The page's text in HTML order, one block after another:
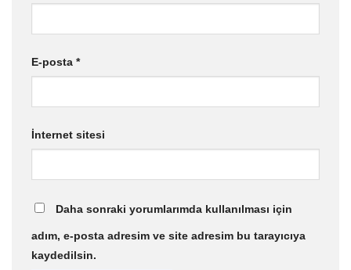
E-posta *
İnternet sitesi
Daha sonraki yorumlarımda kullanılması için
adım, e-posta adresim ve site adresim bu tarayıcıya
kaydedilsin.